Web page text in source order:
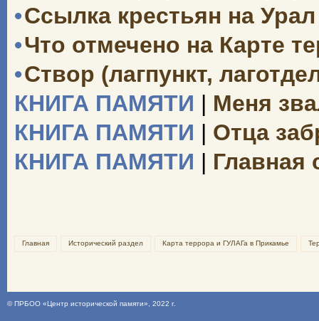
•Ссылка крестьян на
•Что отмечено на Карте
•Створ (лагпункт,
КНИГА ПАМЯТИ | Меня
КНИГА ПАМЯТИ | Отца
КНИГА ПАМЯТИ | Главная
Главная Исторический раздел Карта террора и ГУЛАГа в Прикамье
©ПРБОО «Центр исторической памяти» , 2022 г.